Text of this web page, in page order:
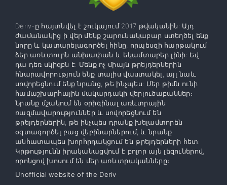
Deriv-ը հայտնվել է շուկայում 2017 թվականին: Այդ
ժամանակից ի վեր մենք շարունակաբար ստեղծել ենք
նորը և կատարելագործել հինը, որպեսզի հարթակում
ձեր առևտուրն անխափան և եկամտաբեր լինի: Եվ
դա դեռ սկիզբն է: Մենք ոչ միայն թրեյդերներին
հնարավորություն ենք տալիս վաստակել, այլ նաև
սովորեցնում ենք նրանց, թե ինչպես: Մեր թիմն ունի
համաշխարհային մակարդակի վերլուծաբաններ։
Նրանք մշակում են օրիգինալ առևտրային
ռազմավարություններ և սովորեցնում են
թրեյդերներին, թե ինչպես դրանք խելամտորեն
օգտագործել բաց վեբինարներում, և նրանք
անհատապես խորհրդակցում են թրեյդերների հետ:
Կրթությունն իրականացվում է բոլոր այն լեզուներով,
որոնցով խոսում են մեր առևտրականները։
Unofficial website of the Deriv